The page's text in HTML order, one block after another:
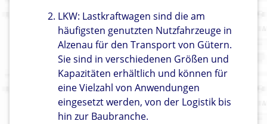
LKW: Lastkraftwagen sind die am
häufigsten genutzten Nutzfahrzeuge in
Alzenau für den Transport von Gütern.
Sie sind in verschiedenen Größen und
Kapazitäten erhältlich und können für
eine Vielzahl von Anwendungen
eingesetzt werden, von der Logistik bis
hin zur Baubranche.